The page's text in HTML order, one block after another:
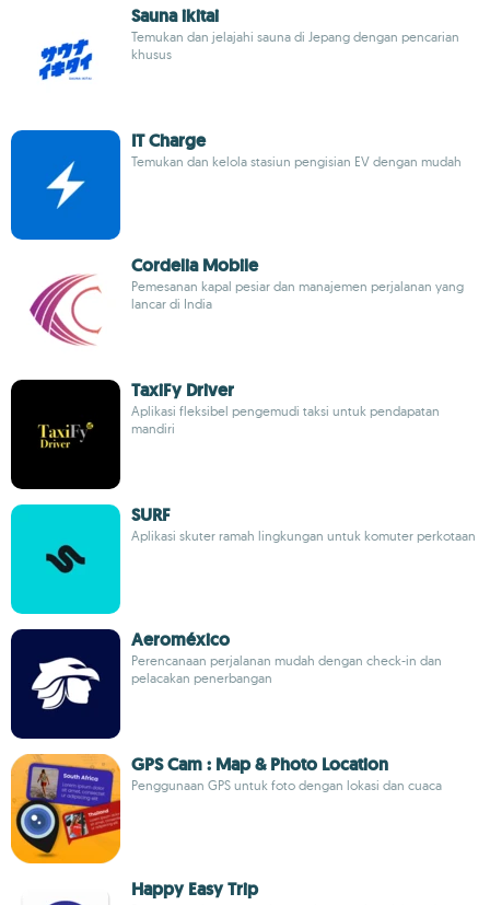
Sauna ikitai
Temukan dan jelajahi sauna di Jepang dengan pencarian
khusus
IT Charge
Temukan dan kelola stasiun pengisian EV dengan mudah
Cordelia Mobile
Pemesanan kapal pesiar dan manajemen perjalanan yang
lancar di India
TaxiFy Driver
Aplikasi fleksibel pengemudi taksi untuk pendapatan
mandiri
SURF
Aplikasi skuter ramah lingkungan untuk komuter perkotaan
Aeroméxico
Perencanaan perjalanan mudah dengan check-in dan
pelacakan penerbangan
GPS Cam : Map & Photo Location
Penggunaan GPS untuk foto dengan lokasi dan cuaca
Happy Easy Trip